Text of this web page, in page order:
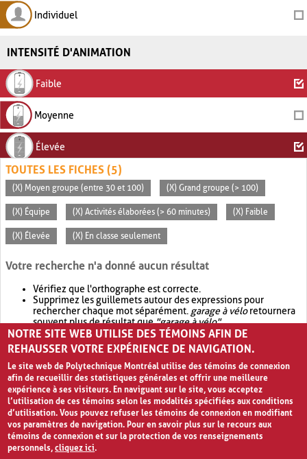
Individuel
INTENSITÉ D'ANIMATION
Faible
Moyenne
Élevée
TOUTES LES FICHES (5)
(X) Moyen groupe (entre 30 et 100) (X) Grand groupe (> 100)
(X) Équipe (X) Activités élaborées (> 60 minutes) (X) Faible
(X) Élevée (X) En classe seulement
Votre recherche n'a donné aucun résultat
Vérifiez que l'orthographe est correcte.
Supprimez les guillemets autour des expressions pour
rechercher chaque mot séparément. garage à véloretournera
souvent plus de résultat que"garage à vélo".
Envisagez d'élargir votre recherche avec OR.garage OR vélo
retournera souvent plus de résultat quegarage à vélo
NOTRE SITE WEB UTILISE DES TÉMOINS AFIN DE
REHAUSSER VOTRE EXPÉRIENCE DE NAVIGATION.
Le site web de Polytechnique Montréal utilise des témoins de connexion
afin de recueillir des statistiques générales et offrir une meilleure
expérience à ses visiteurs. En naviguant sur le site, vous acceptez
l’utilisation de ces témoins selon les modalités spécifiées aux conditions
d’utilisation. Vous pouvez refuser les témoins de connexion en modifiant
vos paramètres de navigation. Pour en savoir plus sur le recours aux
témoins de connexion et sur la protection de vos renseignements
personnels,cliquez ici.